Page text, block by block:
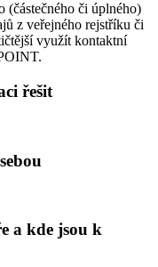
(částečného či úplného)
z veřejného rejstříku či
využít kontaktní
řešit
a kde jsou k